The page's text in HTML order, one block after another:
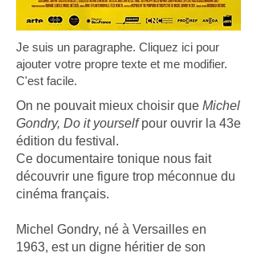
Je suis un paragraphe. Cliquez ici pour
ajouter votre propre texte et me modifier.
C'est facile.
On ne pouvait mieux choisir que Michel
Gondry, Do it yourselfpour ouvrir la 43e
édition du festival.
Ce documentaire tonique nous fait
découvrir une figure trop méconnue du
cinéma français.
Michel Gondry, né à Versailles en
1963, est un digne héritier de son